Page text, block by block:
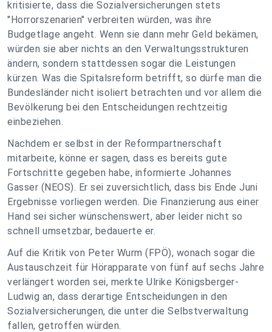
kritisierte, dass die Sozialversicherungen stets
"Horrorszenarien" verbreiten würden, was ihre
Budgetlage angeht. Wenn sie dann mehr Geld bekämen,
würden sie aber nichts an den Verwaltungsstrukturen
ändern, sondern stattdessen sogar die Leistungen
kürzen. Was die Spitalsreform betrifft, so dürfe man die
Bundesländer nicht isoliert betrachten und vor allem die
Bevölkerung bei den Entscheidungen rechtzeitig
einbeziehen.
Nachdem er selbst in der Reformpartnerschaft
mitarbeite, könne er sagen, dass es bereits gute
Fortschritte gegeben habe, informierte Johannes
Gasser (NEOS). Er sei zuversichtlich, dass bis Ende Juni
Ergebnisse vorliegen werden. Die Finanzierung aus einer
Hand sei sicher wünschenswert, aber leider nicht so
schnell umsetzbar, bedauerte er.
Auf die Kritik von Peter Wurm (FPÖ), wonach sogar die
Austauschzeit für Hörapparate von fünf auf sechs Jahre
verlängert worden sei, merkte Ulrike Königsberger-
Ludwig an, dass derartige Entscheidungen in den
Sozialversicherungen, die unter die Selbstverwaltung
fallen, getroffen würden.